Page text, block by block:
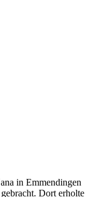
in Emmendingen
Dort erholte